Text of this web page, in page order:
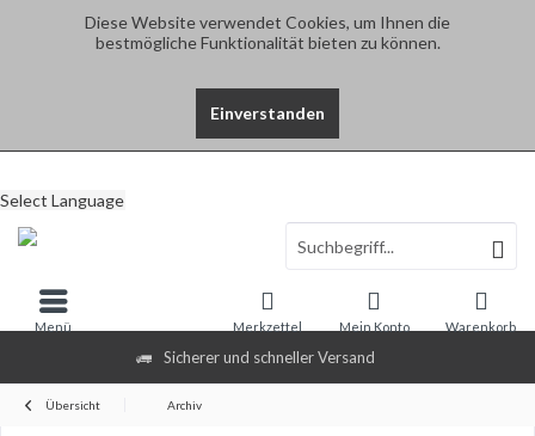
Diese Website verwendet Cookies, um Ihnen die
bestmögliche Funktionalität bieten zu können.
Einverstanden
Sicherer und schneller Versand
Select Language
Warenkorb
Merkzettel Mein Konto
Menü
Übersicht Archiv